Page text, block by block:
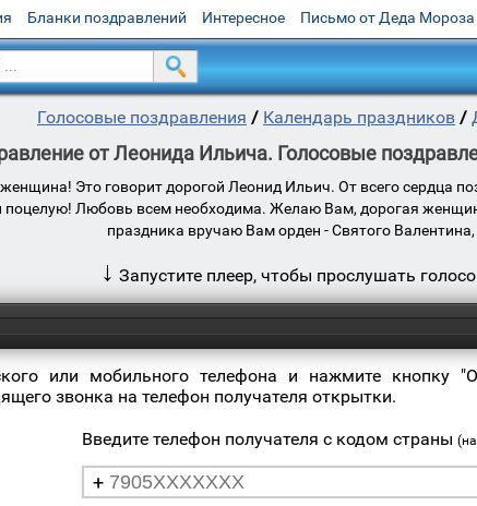
Бланки поздравлений Интересное Письмо от Деда Мороза
Голосовые поздравления / Календарь праздников /
от Леонида Ильича. Голосовые
Это говорит дорогой Леонид Ильич. От всего сердца
поцелую! Любовь всем необходима. Желаю Вам, дорогая
праздника вручаю Вам орден - Святого Валентина,
↓ Запустите плеер, чтобы прослушать
или мобильного телефона и нажмите кнопку
звонка на телефон получателя открытки.
Введите телефон получателя с кодом страны
+